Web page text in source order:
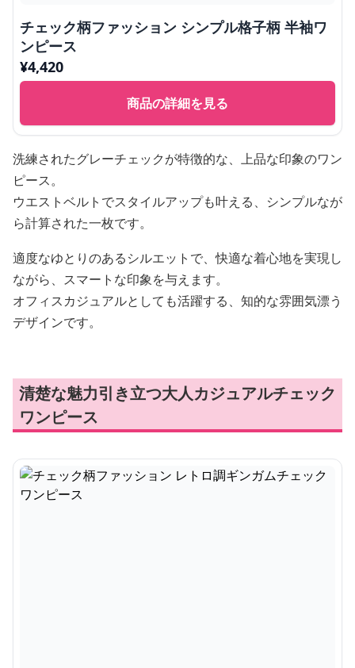
チェック柄ファッション シンプル格子柄 半袖ワ
ンピース
¥4,420
商品の詳細を見る
洗練されたグレーチェックが特徴的な、上品な印象のワン
ピース。
ウエストベルトでスタイルアップも叶える、シンプルなが
ら計算された一枚です。
適度なゆとりのあるシルエットで、快適な着心地を実現し
ながら、スマートな印象を与えます。
オフィスカジュアルとしても活躍する、知的な雰囲気漂う
デザインです。
清楚な魅力引き立つ大人カジュアルチェック
ワンピース